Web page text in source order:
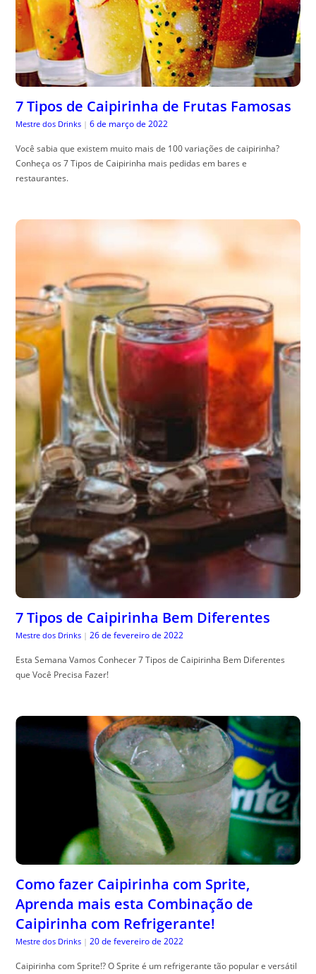
7 Tipos de Caipirinha de Frutas Famosas
Mestre dos Drinks | 6 de março de 2022
Você sabia que existem muito mais de 100 variações de caipirinha?
Conheça os 7 Tipos de Caipirinha mais pedidas em bares e
restaurantes.
7 Tipos de Caipirinha Bem Diferentes
Mestre dos Drinks | 26 de fevereiro de 2022
Esta Semana Vamos Conhecer 7 Tipos de Caipirinha Bem Diferentes
que Você Precisa Fazer!
Como fazer Caipirinha com Sprite,
Aprenda mais esta Combinação de
Caipirinha com Refrigerante!
Mestre dos Drinks | 20 de fevereiro de 2022
Caipirinha com Sprite!? O Sprite é um refrigerante tão popular e versátil